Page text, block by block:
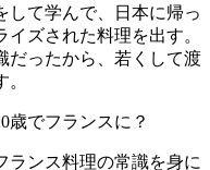
して学んで、日本に帰っ
ズされた料理を出す。
だったから、若くして渡
でフランスに？
ンス料理の常識を身に